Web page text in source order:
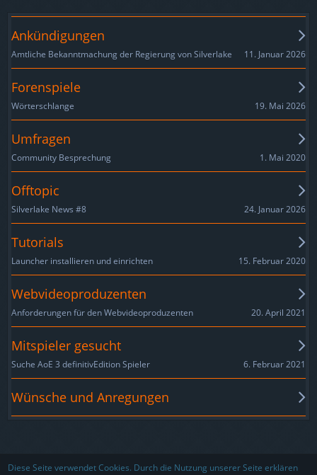
Ankündigungen
Amtliche Bekanntmachung der Regierung von Silverlake 11. Januar 2026
Forenspiele
Wörterschlange 19. Mai 2026
Umfragen
Community Besprechung 1. Mai 2020
Offtopic
Silverlake News #8 24. Januar 2026
Tutorials
Launcher installieren und einrichten 15. Februar 2020
Webvideoproduzenten
Anforderungen für den Webvideoproduzenten 20. April 2021
Mitspieler gesucht
Suche AoE 3 definitivEdition Spieler 6. Februar 2021
Wünsche und Anregungen
Nutzungsbedingungen Datenschutzerklärung Impressum
Diese Seite verwendet Cookies. Durch die Nutzung unserer Seite erklären